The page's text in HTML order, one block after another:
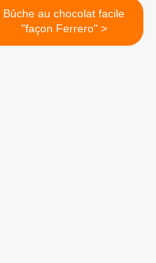
Bûche au chocolat facile
"façon Ferrero" >